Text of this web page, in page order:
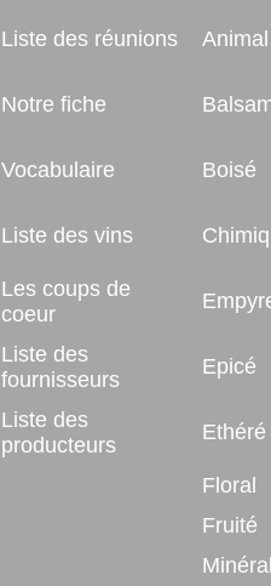
Liste des réunions Animal
Notre fiche
Vocabulaire Boisé
Liste des vins
Les coups de
coeur
Liste des
fournisseurs
Epicé
Liste des
producteurs
Ethéré
Floral
Fruité